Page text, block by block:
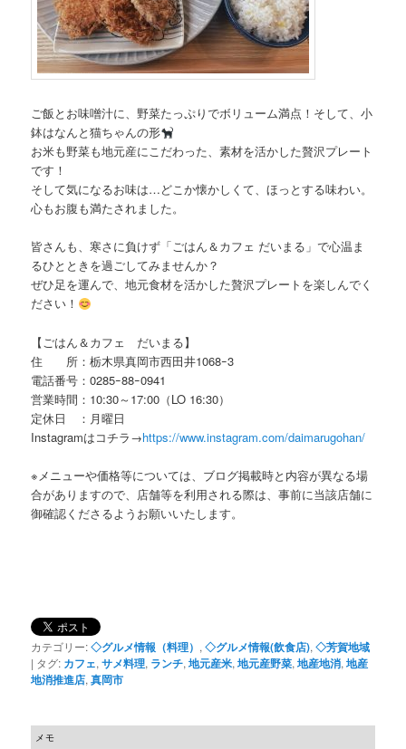
ご飯とお味噌汁に、野菜たっぷりでボリューム満点！そして、小
鉢はなんと猫ちゃんの形
お米も野菜も地元産にこだわった、素材を活かした贅沢プレート
です！
そして気になるお味は…どこか懐かしくて、ほっとする味わい。
心もお腹も満たされました。
皆さんも、寒さに負けず「ごはん＆カフェ だいまる」で心温ま
るひとときを過ごしてみませんか？
ぜひ足を運んで、地元食材を活かした贅沢プレートを楽しんでく
ださい！
【ごはん＆カフェ だいまる】
住 所：栃木県真岡市西田井1068ｰ3
電話番号：0285ｰ88ｰ0941
営業時間：10:30～17:00（LO 16:30）
定休日 ：月曜日
Instagramはコチラ→https://www.instagram.com/daimarugohan/
※メニューや価格等については、ブログ掲載時と内容が異なる場
合がありますので、店舗等を利用される際は、事前に当該店舗に
御確認くださるようお願いいたします。
カテゴリー:◇グルメ情報（料理） ,◇グルメ情報(飲食店),◇芳賀地域
| タグ: カフェ,サメ料理, ランチ,地元産米,地元産野菜,地産地消,地産
地消推進店,真岡市
メモ